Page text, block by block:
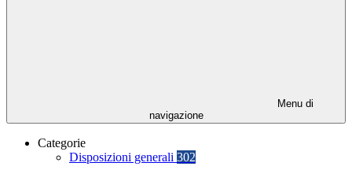
Menu di
navigazione
Categorie
Disposizioni generali 302